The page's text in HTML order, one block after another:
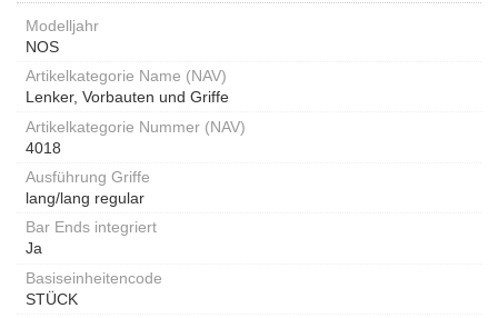
Modelljahr
NOS
Artikelkategorie Name (NAV)
Lenker, Vorbauten und Griffe
Artikelkategorie Nummer (NAV)
4018
Ausführung Griffe
lang/lang regular
Bar Ends integriert
Ja
Basiseinheitencode
STÜCK